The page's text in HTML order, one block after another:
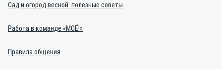
Сад и огород весной: полезные советы
Работа в команде «МОЁ!»
Правила общения